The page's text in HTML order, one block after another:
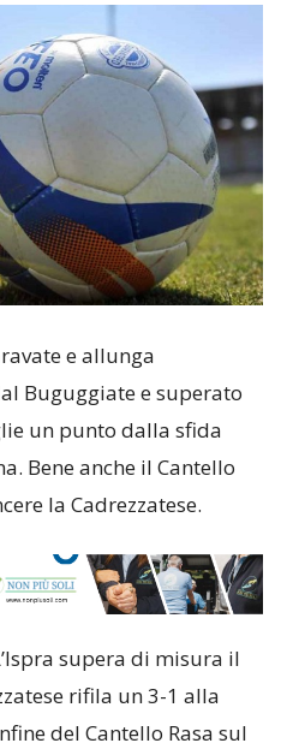
e allunga
Buguggiate e superato
un punto dalla sfida
Bene anche il Cantello
la Cadrezzatese.
supera di misura il
rifila un 3-1 alla
del Cantello Rasa sul